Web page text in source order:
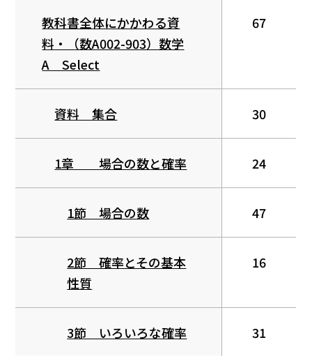
教科書全体にかかわる資
料・（数A002-903）数学
A Select
67
資料 集合 30
1章 場合の数と確率 24
1節 場合の数 47
2節 確率とその基本
性質
16
3節 いろいろな確率 31